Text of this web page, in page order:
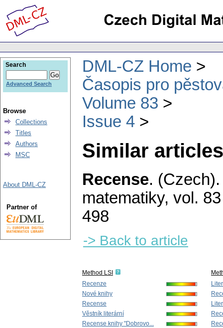
DML-CZ Home
Časopis pro
Volume 83
Issue 4
Similar
Recense. (Czech).
matematiky, vol.
498
-> Back to article
Method LSI
Recenze
Nové knihy
Recense
Věstník literární
Recense knihy "Dobrovo...
Search
Advanced Search
Browse
Collections
Titles
Authors
MSC
About DML-CZ
Partner of